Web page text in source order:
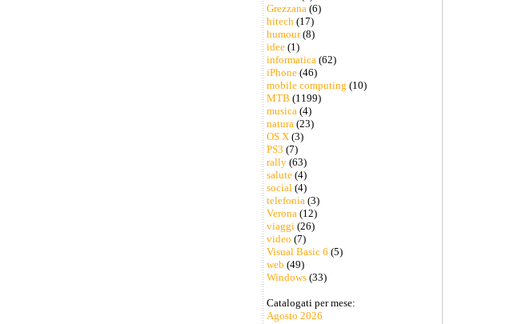
Grezzana(6)
hitech(17)
humour(8)
idee(1)
informatica(62)
iPhone(46)
mobile computing (10)
MTB (1199)
musica(4)
natura(23)
OS X(3)
PS3 (7)
rally(63)
salute(4)
social(4)
telefonia(3)
Verona(12)
viaggi(26)
video (7)
Visual Basic 6 (5)
web (49)
Windows(33)
Catalogati per mese:
Agosto 2026